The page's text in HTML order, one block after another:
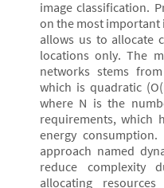
image classification.
on the most
allows us to allocate
locations only. The
networks stems
which is quadratic
where N is the
requirements, which
energy
approach named
reduce complexity
allocating